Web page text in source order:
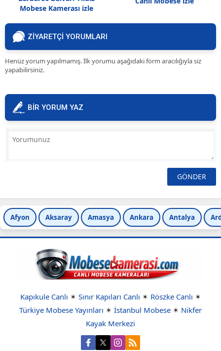
Mobese Kamerası izle
ZİYARETÇİ YORUMLARI
Henüz yorum yapılmamış. İlk yorumu aşağıdaki form aracılığıyla siz
yapabilirsiniz.
BİR YORUM YAZ
Afyon Aksaray Amasya Ankara Antalya
Kapıkule Canlı ✶ Sınır Kapıları Canlı ✶ Röszke Canlı ✶
Türkiye Mobese Yayınları ✶ İstanbul Mobese ✶ Nikfer
Kayak Merkezi